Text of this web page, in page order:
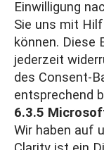
Einwilligung
Sie uns mit
können. Diese
jederzeit
des Consent-
entsprechend
6.3.5
Wir haben auf